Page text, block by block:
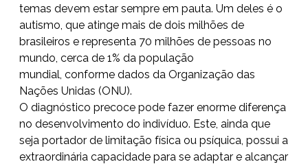
temas devem estar sempre em pauta. Um deles é o
autismo, que atinge mais de dois milhões de
brasileiros e representa 70 milhões de pessoas no
mundo, cerca de 1% da população
mundial, conforme dados da Organização das
Nações Unidas (ONU).
O diagnóstico precoce pode fazer enorme diferença
no desenvolvimento do indivíduo. Este, ainda que
seja portador de limitação física ou psíquica, possui a
extraordinária capacidade para se adaptar e alcançar